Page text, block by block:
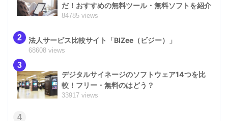
だ！おすすめの無料ツール・無料ソフトを紹介
84785 views
2 法人サービス比較サイト「BIZee（ビジー）」
68608 views
3
デジタルサイネージのソフトウェア14つを比
較！フリー・無料のはどう？
33917 views
4